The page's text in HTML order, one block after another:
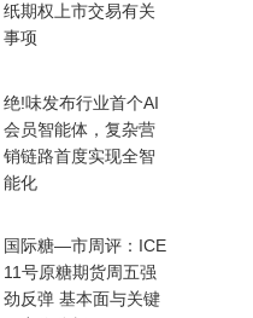
纸期权上市交易有关
事项
绝!味发布行业首个AI
会员智能体，复杂营
销链路首度实现全智
能化
国际糖—市周评：ICE
11号原糖期货周五强
劲反弹 基本面与关键